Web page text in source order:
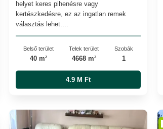
helyet keres pihenésre vagy
kertészkedésre, ez az ingatlan remek
választás lehet....
Belső terület
40 m²
Telek terület
4668 m²
Szobák
1
4.9 M Ft